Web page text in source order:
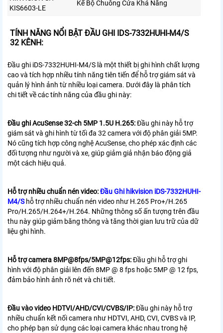
KIS6603-LE
Kế Bộ Chuông Cửa Khả Năng
TÍNH NĂNG NỔI BẬT ĐẦU GHI IDS-7332HUHI-M4/S
32 KÊNH:
Đầu ghi iDS-7332HUHI-M4/S là một thiết bị ghi hình chất lượng
cao và tích hợp nhiều tính năng tiên tiến để hỗ trợ giám sát và
quản lý hình ảnh từ nhiều loại camera. Dưới đây là phân tích
chi tiết về các tính năng của đầu ghi này:
Đầu ghi AcuSense 32-ch 5MP 1.5U H.265:Đầu ghi này hỗ trợ
giám sát và ghi hình từ tối đa 32 camera với độ phân giải 5MP.
Nó cũng tích hợp công nghệ AcuSense, cho phép xác định các
đối tượng như người và xe, giúp giảm giả nhận báo động giả
một cách hiệu quả.
Hỗ trợ nhiều chuẩn nén video:Đầu Ghi hikvision iDS-7332HUHI-
M4/Shỗ trợ nhiều chuẩn nén video như H.265 Pro+/H.265
Pro/H.265/H.264+/H.264. Những thông số ấn tượng trên đầu
thu này giúp giảm băng thông và tăng thời gian lưu trữ của dữ
liệu ghi hình.
Hỗ trợ camera 8MP@8fps/5MP@12fps:Đầu ghi hỗ trợ ghi
hình với độ phân giải lên đến 8MP @ 8 fps hoặc 5MP @ 12 fps,
đảm bảo hình ảnh rõ nét và chi tiết.
Đầu vào video HDTVI/AHD/CVI/CVBS/IP:Đầu ghi này hỗ trợ
nhiều chuẩn kết nối camera như HDTVI, AHD, CVI, CVBS và IP,
cho phép bạn sử dụng các loại camera khác nhau trong hệ